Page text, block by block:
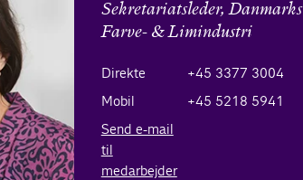
Sekretariatsleder, Danmarks
Farve- & Limindustri
Direkte
+45 3377 3004
Mobil
+45 5218 5941
Send e-mail
til
medarbejder